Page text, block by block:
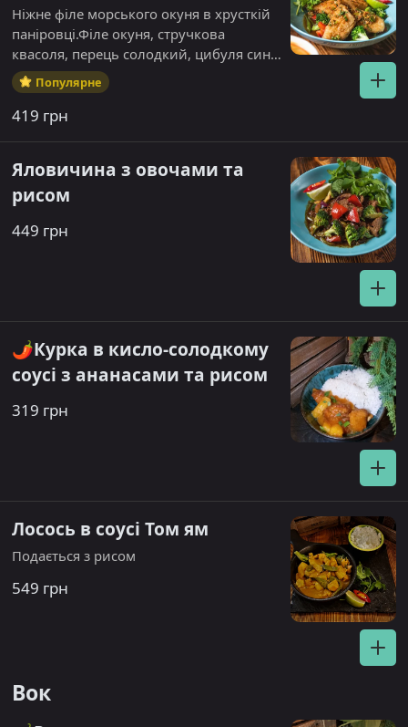
Ніжне філе морського окуня в хрусткій
паніровці.Філе окуня, стручкова
квасоля, перець солодкий, цибуля синя,
броколі. Рис паровий.Алергени кінза,
рибний соус
Популярне
419 грн
Яловичина з овочами та
рисом
449 грн
🌶️Курка в кисло-солодкому
соусі з ананасами та рисом
319 грн
Лосось в соусі Том ям
Подається з рисом
549 грн
Вок